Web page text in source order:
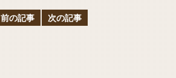
前の記事 次の記事